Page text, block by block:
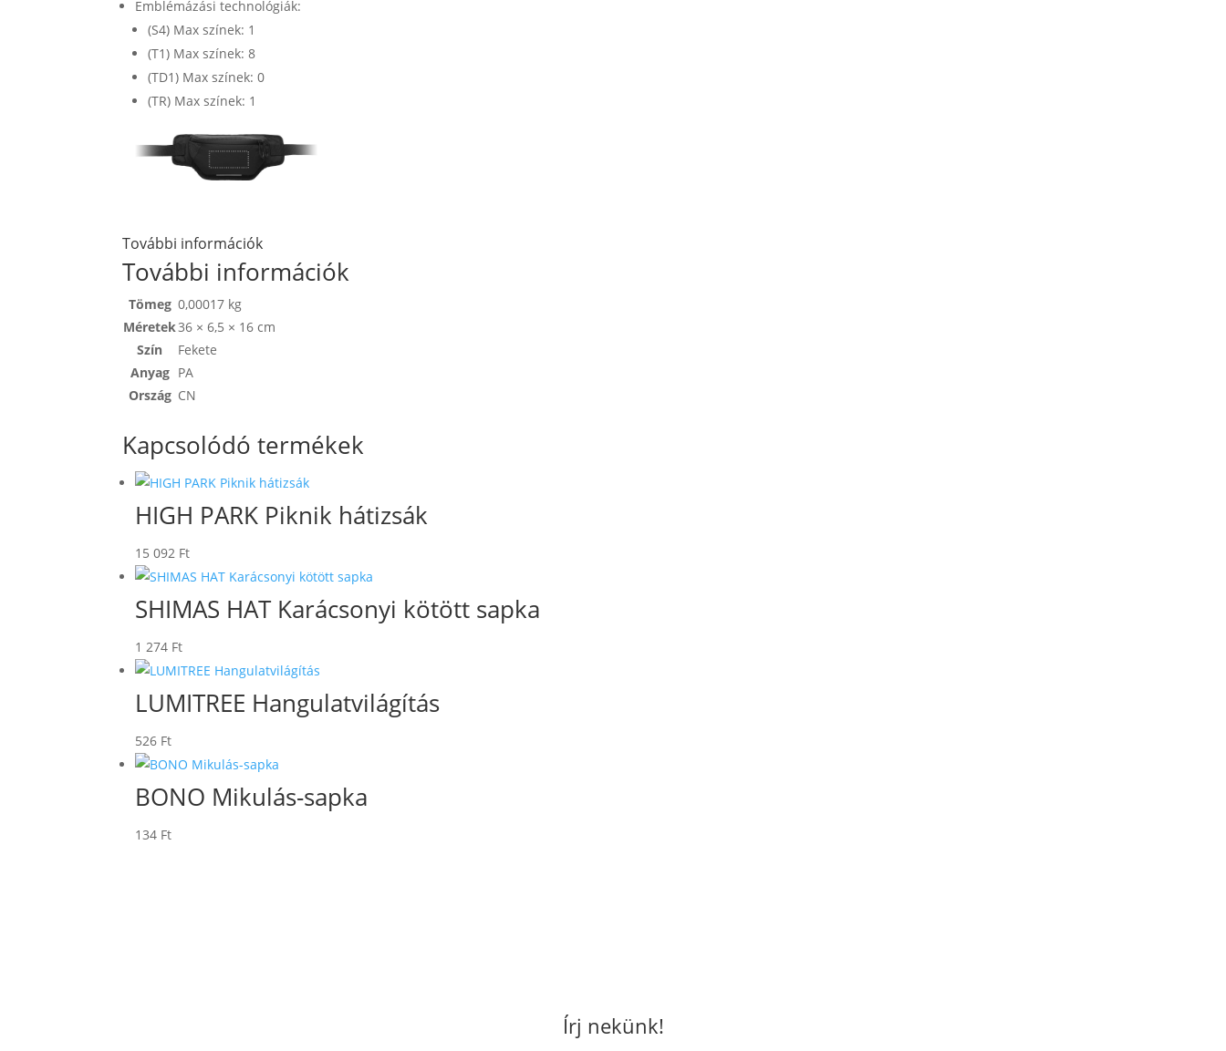
Emblémázási technológiák:
(S4) Max színek: 1
(T1) Max színek: 8
(TD1) Max színek: 0
(TR) Max színek: 1
További információk
További információk
Tömeg 0,00017 kg
Méretek36 × 6,5 × 16 cm
Szín
Fekete
Anyag PA
Ország CN
Kapcsolódó termékek
HIGH PARK Piknik hátizsák
15 092 Ft
SHIMAS HAT Karácsonyi kötött sapka
1 274 Ft
LUMITREE Hangulatvilágítás
526 Ft
BONO Mikulás-sapka
134 Ft
Írj nekünk!